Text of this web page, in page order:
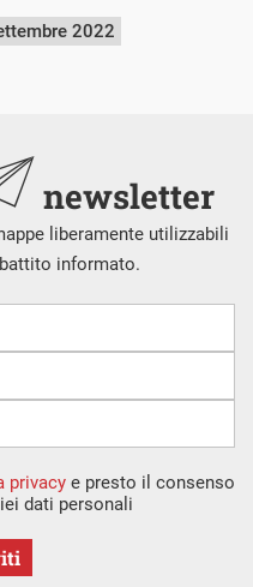
2022
newsletter
liberamente utilizzabili
informato.
privacy e presto il consenso
dati personali